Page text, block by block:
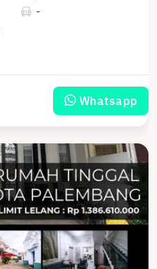
-
Whatsapp